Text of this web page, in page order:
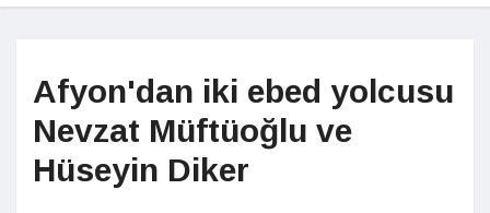
Afyon'dan iki ebed yolcusu
Nevzat Müftüoğlu ve
Hüseyin Diker